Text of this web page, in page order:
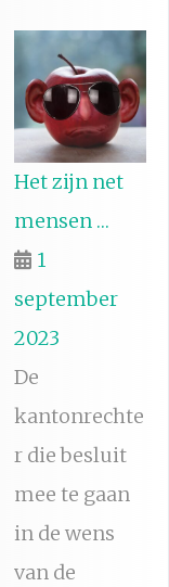
Het zijn net
mensen …
1
september
2023
De
kantonrechte
r die besluit
mee te gaan
in de wens
van de